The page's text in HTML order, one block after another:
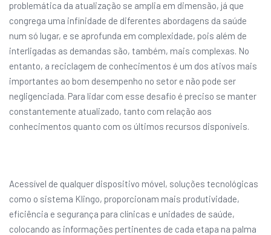
problemática da atualização se amplia em dimensão, já que
congrega uma infinidade de diferentes abordagens da saúde
num só lugar, e se aprofunda em complexidade, pois além de
interligadas as demandas são, também, mais complexas. No
entanto, a reciclagem de conhecimentos é um dos ativos mais
importantes ao bom desempenho no setor e não pode ser
negligenciada. Para lidar com esse desafio é preciso se manter
constantemente atualizado, tanto com relação aos
conhecimentos quanto com os últimos recursos disponíveis.
Acessível de qualquer dispositivo móvel, soluções tecnológicas
como o sistema Klingo, proporcionam mais produtividade,
eficiência e segurança para clínicas e unidades de saúde,
colocando as informações pertinentes de cada etapa na palma